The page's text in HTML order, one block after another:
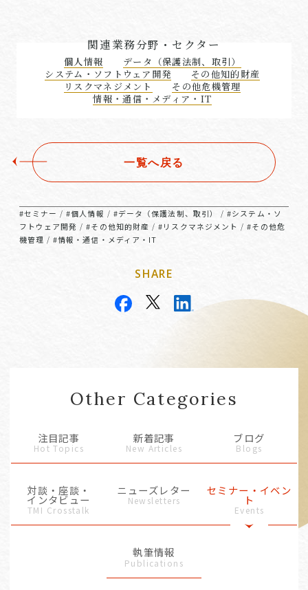
関連業務分野・セクター
個人情報
データ（保護法制、取引）
システム・ソフトウェア開発
その他知的財産
リスクマネジメント
その他危機管理
情報・通信・メディア・IT
一覧へ戻る
#セミナー /#個人情報 / #データ（保護法制、取引） /#システム・ソ
フトウェア開発 /#その他知的財産 /#リスクマネジメント /#その他危
機管理 /#情報・通信・メディア・IT
SHARE
Other Categories
注目記事
Hot Topics
新着記事
New Articles
ブログ
Blogs
対談・座談・
インタビュー
TMI Crosstalk
ニューズレター
Newsletters
セミナー・イベン
ト
Events
執筆情報
Publications